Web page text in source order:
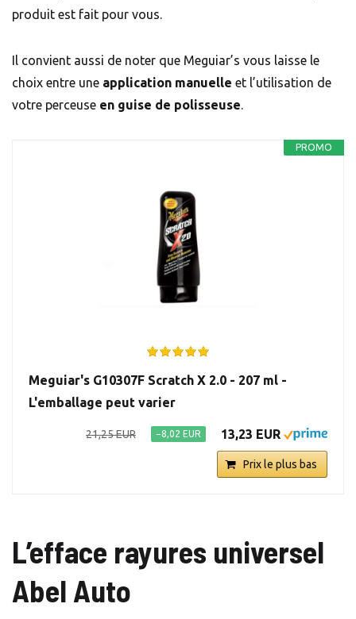
produit est fait pour vous.
Il convient aussi de noter que Meguiar’s vous laisse le
choix entre une application manuelle et l’utilisation de
votre perceuse en guise de polisseuse.
PROMO
Meguiar's G10307F Scratch X 2.0 - 207 ml -
L'emballage peut varier
21,25 EUR −8,02 EUR 13,23 EUR
Prix le plus bas
L’efface rayures universel
Abel Auto